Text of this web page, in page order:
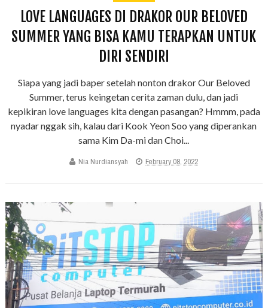
LOVE LANGUAGES DI DRAKOR OUR BELOVED
SUMMER YANG BISA KAMU TERAPKAN UNTUK
DIRI SENDIRI
Siapa yang jadi baper setelah nonton drakor Our Beloved
Summer, terus keingetan cerita zaman dulu, dan jadi
kepikiran love languages kita dengan pasangan? Hmmm, pada
nyadar nggak sih, kalau dari Kook Yeon Soo yang diperankan
sama Kim Da-mi dan Choi...
Nia Nurdiansyah February 08, 2022